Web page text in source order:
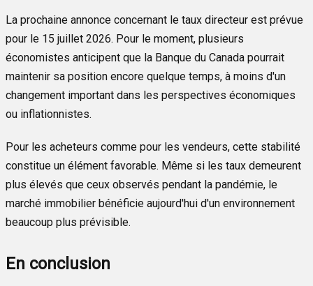
La prochaine annonce concernant le taux directeur est prévue
pour le 15 juillet 2026. Pour le moment, plusieurs
économistes anticipent que la Banque du Canada pourrait
maintenir sa position encore quelque temps, à moins d'un
changement important dans les perspectives économiques
ou inflationnistes.
Pour les acheteurs comme pour les vendeurs, cette stabilité
constitue un élément favorable. Même si les taux demeurent
plus élevés que ceux observés pendant la pandémie, le
marché immobilier bénéficie aujourd'hui d'un environnement
beaucoup plus prévisible.
En conclusion